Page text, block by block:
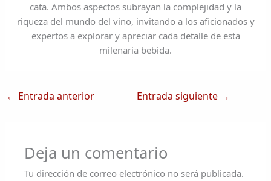
cata. Ambos aspectos subrayan la complejidad y la
riqueza del mundo del vino, invitando a los aficionados y
expertos a explorar y apreciar cada detalle de esta
milenaria bebida.
← Entrada anterior Entrada siguiente →
Deja un comentario
Tu dirección de correo electrónico no será publicada.